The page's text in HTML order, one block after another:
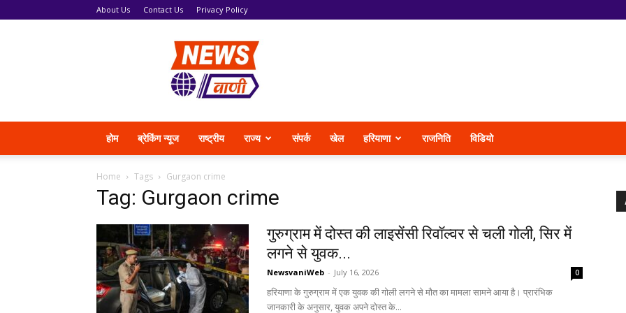
About Us Contact Us Privacy Policy
News
Vani
होम ब्रेकिंग न्यूज राष्ट्रीय राज्य संपर्क खेल हरियाणा राजनिति विडियो
Home Tags Gurgaon crime
Tag: Gurgaon crime
गुरुग्राम में दोस्त की लाइसेंसी रिवॉल्वर से चली गोली, सिर में
लगने से युवक...
NewsvaniWeb - July 16, 2026 0
हरियाणा के गुरुग्राम में एक युवक की गोली लगने से मौत का मामला सामने आया है। प्रारंभिक
जानकारी के अनुसार, युवक अपने दोस्त के...